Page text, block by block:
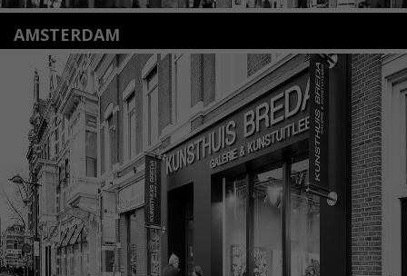
AMSTERDAM
Amstelveenseweg 135
1075 VX Amsterdam
+31 (0)20 2332546
info@kunsthuisamsterdam.nl
Lees meer